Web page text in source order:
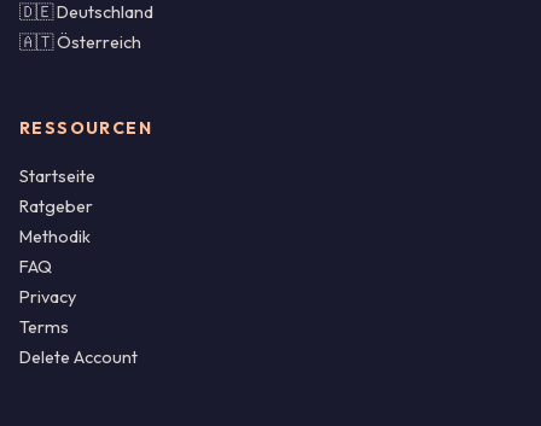
🇩🇪 Deutschland
🇦🇹 Österreich
RESSOURCEN
Startseite
Ratgeber
Methodik
FAQ
Privacy
Terms
Delete Account